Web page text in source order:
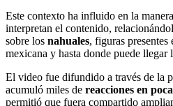
Este contexto ha influido en la
interpretan el contenido,
sobre los nahuales, figuras
mexicana y hasta donde puede llegar
El video fue difundido a través de la
acumuló miles de reacciones en
permitió que fuera compartido